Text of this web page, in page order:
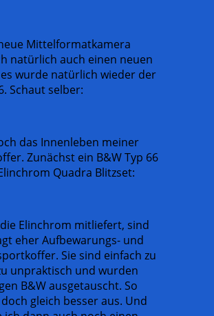
Mittelformatkamera
natürlich auch einen neuen
wurde natürlich wieder der
Schaut selber:
das Innenleben meiner
Zunächst ein B&W Typ 66
Quadra Blitzset:
Elinchrom mitliefert, sind
eher Aufbewarungs- und
Sie sind einfach zu
unpraktisch und wurden
B&W ausgetauscht. So
gleich besser aus. Und